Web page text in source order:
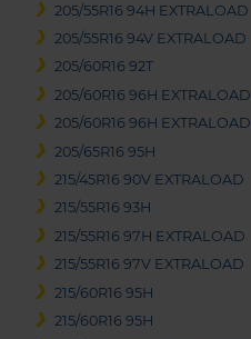
205/55R16 94H EXTRALOAD
205/55R16 94V EXTRALOAD
205/60R16 92T
205/60R16 96H EXTRALOAD
205/60R16 96H EXTRALOAD
205/65R16 95H
215/45R16 90V EXTRALOAD
215/55R16 93H
215/55R16 97H EXTRALOAD
215/55R16 97V EXTRALOAD
215/60R16 95H
215/60R16 95H